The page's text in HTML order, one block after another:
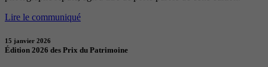
Lire le communiqué
15 janvier 2026
Édition 2026 des Prix du Patrimoine